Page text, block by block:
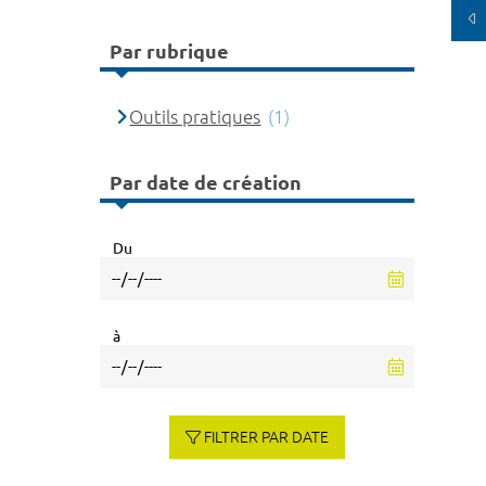
Par rubrique
Outils pratiques (1)
Par date de création
Du
à
FILTRER PAR DATE